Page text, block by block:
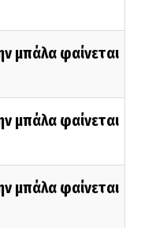
μπάλα φαίνεται
μπάλα φαίνεται
μπάλα φαίνεται